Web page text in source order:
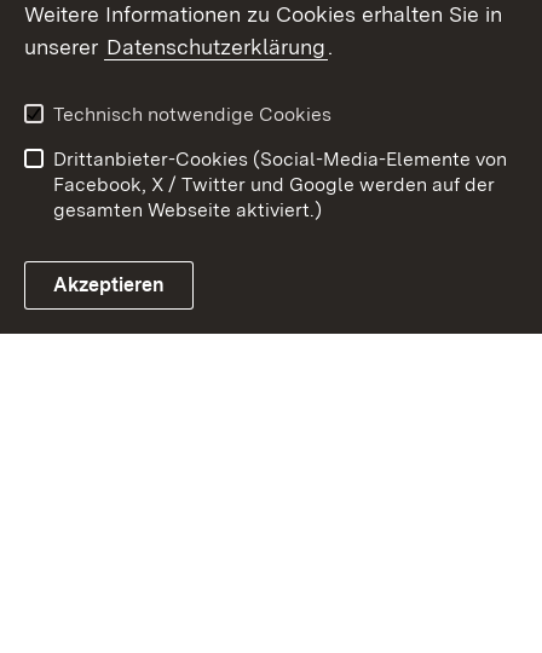
Link zum Landesportal
Kontakt
Datenschutz
Barrierefreiheit
Impressum
Cookies
Weitere Informationen zu Cookies erhalten Sie in
unserer Datenschutzerklärung.
Technisch notwendige Cookies
Drittanbieter-Cookies (Social-Media-Elemente von
Facebook, X / Twitter und Google werden auf der
gesamten Webseite aktiviert.)
Akzeptieren